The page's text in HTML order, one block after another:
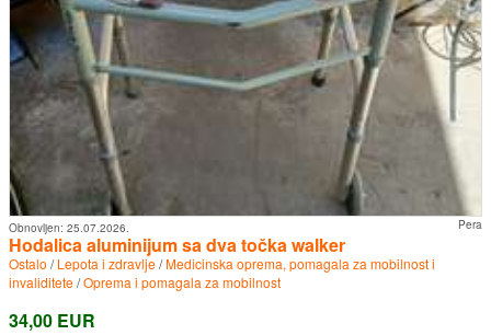
Pera
Obnovljen: 25.07.2026.
Hodalica aluminijum sa dva točka walker
Ostalo /Lepota i zdravlje/Medicinska oprema, pomagala za mobilnost i
invaliditete/Oprema i pomagala za mobilnost
34,00 EUR